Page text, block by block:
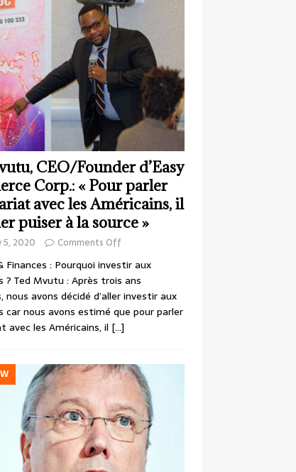
CEO/Founder d’Easy
Corp.: « Pour parler
avec les Américains, il
puiser à la source »
5, 2020 Comments Off
Finances : Pourquoi investir aux
? Ted Mvutu : Après trois ans
nous avons décidé d’aller investir aux
car nous avons estimé que pour parler
avec les Américains, il […]